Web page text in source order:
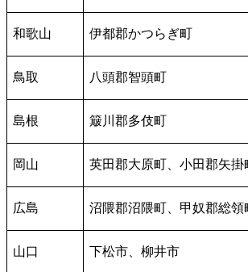
和歌山 伊都郡かつらぎ町
鳥取 八頭郡智頭町
島根 簸川郡多伎町
岡山 英田郡大原町、小田郡矢掛
広島 沼隈郡沼隈町、甲奴郡総領
山口 下松市、柳井市